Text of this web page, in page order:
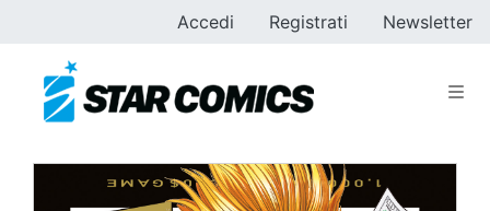
Accedi Registrati Newsletter